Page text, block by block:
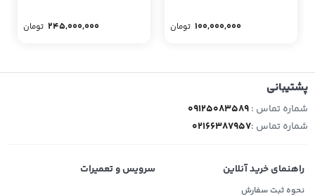
100,000,000 تومان 245,000,000 تومان
پشتیبانی
شماره تماس :09125083589
شماره تماس :02166387957
راهنمای خرید آنلاین
نحوه ثبت سفارش
سرویس و تعمیرات